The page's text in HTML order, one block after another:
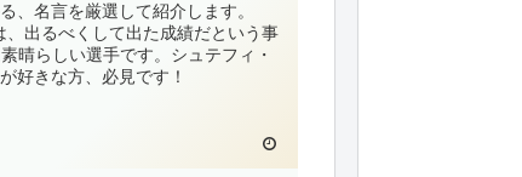
、名言を厳選して紹介します。
出るべくして出た成績だという事
晴らしい選手です。シュテフィ・
好きな方、必見です！